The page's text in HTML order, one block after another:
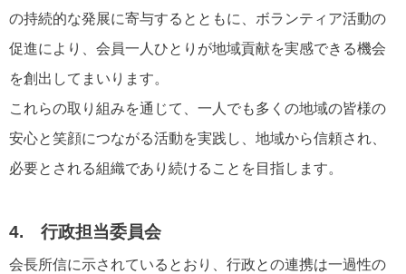
の持続的な発展に寄与するとともに、ボランティア活動の
促進により、会員一人ひとりが地域貢献を実感できる機会
を創出してまいります。
これらの取り組みを通じて、一人でも多くの地域の皆様の
安心と笑顔につながる活動を実践し、地域から信頼され、
必要とされる組織であり続けることを目指します。
4. 行政担当委員会
会長所信に示されているとおり、行政との連携は一過性の